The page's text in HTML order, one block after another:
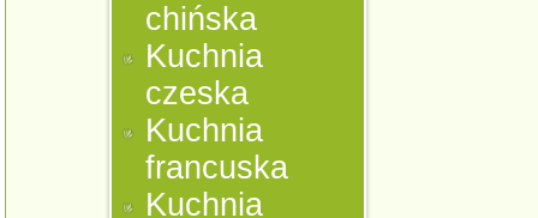
chińska
Kuchnia
czeska
Kuchnia
francuska
Kuchnia